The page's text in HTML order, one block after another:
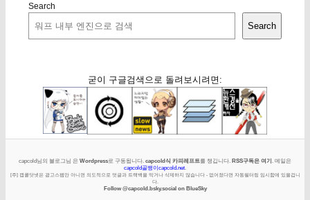
Search
Search
굳이 구글검색으로 돌려보시려면:
capcold님의 블로그님 은 Wordpress로 구동됩니다. capcold식 카피레프트를 챙깁니다. RSS구독은 여기 . 메일은
capcold골뱅이capcold.net
[주] 캡콜닷넷은 광고스팸만 아니면 의도적으로 덧글과 트랙백을 막거나 삭제하지 않습니다 - 없어졌다면 자동필터링 임시함에 있을겁니
다.
Follow @capcold.bsky.social on BlueSky